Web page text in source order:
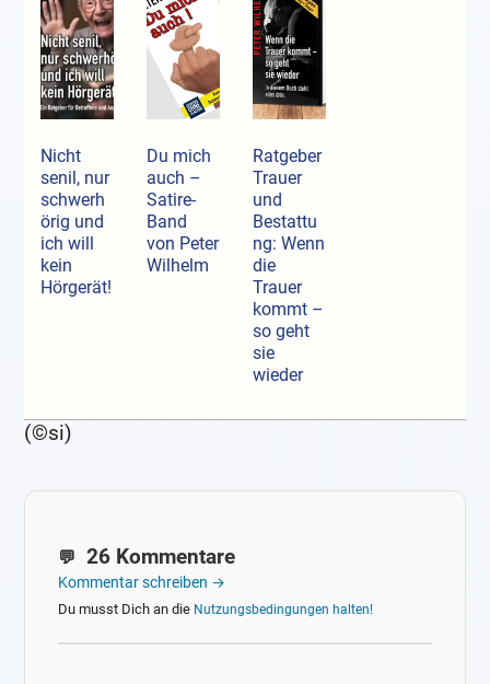
Nicht
senil, nur
schwerh
örig und
ich will
kein
Hörgerät!
Du mich
auch –
Satire-
Band
von Peter
Wilhelm
Ratgeber
Trauer
und
Bestattu
ng: Wenn
die
Trauer
kommt –
so geht
sie
wieder
(©si)
26 Kommentare
Kommentar schreiben →
Du musst Dich an die Nutzungsbedingungen halten!